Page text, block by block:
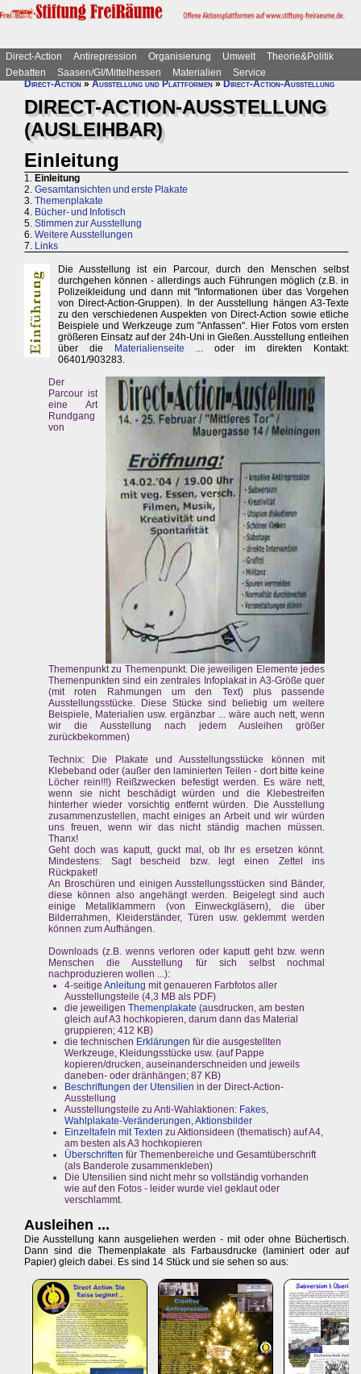
Direct-Action Antirepression Organisierung Umwelt
Theorie&Politik
Debatten
Saasen/GI/Mittelhessen Materialien
Service
Direct-Action»Ausstellung und Plattformen»Direct-Action-Ausstellung
DIRECT-ACTION-AUSSTELLUNG
(AUSLEIHBAR)
Einleitung
1. Einleitung
2. Gesamtansichten und erste Plakate
3. Themenplakate
4. Bücher- und Infotisch
5. Stimmen zur Ausstellung
6. Weitere Ausstellungen
7. Links
Die Ausstellung ist ein Parcour, durch den Menschen selbst
durchgehen können - allerdings auch Führungen möglich (z.B. in
Polizeikleidung und dann mit "Informationen über das Vorgehen
von Direct-Action-Gruppen). In der Ausstellung hängen A3-Texte
zu den verschiedenen Auspekten von Direct-Action sowie etliche
Beispiele und Werkzeuge zum "Anfassen". Hier Fotos vom ersten
größeren Einsatz auf der 24h-Uni in Gießen. Ausstellung entleihen
über die
Materialienseite ...oder im direkten Kontakt:
06401/903283.
Der
Parcour ist
eine Art
Rundgang
von
Themenpunkt zu Themenpunkt. Die jeweiligen Elemente jedes
Themenpunkten sind ein zentrales Infoplakat in A3-Größe quer
(mit roten Rahmungen um den Text) plus passende
Ausstellungsstücke. Diese Stücke sind beliebig um weitere
Beispiele, Materialien usw. ergänzbar ... wäre auch nett, wenn
wir die Ausstellung nach jedem Ausleihen größer
zurückbekommen)
Technix: Die Plakate und Ausstellungsstücke können mit
Klebeband oder (außer den laminierten Teilen - dort bitte keine
Löcher rein!!!) Reißzwecken befestigt werden. Es wäre nett,
wenn sie nicht beschädigt würden und die Klebestreifen
hinterher wieder vorsichtig entfernt würden. Die Ausstellung
zusammenzustellen, macht einiges an Arbeit und wir würden
uns freuen, wenn wir das nicht ständig machen müssen.
Thanx!
Geht doch was kaputt, guckt mal, ob Ihr es ersetzen könnt.
Mindestens: Sagt bescheid bzw. legt einen Zettel ins
Rückpaket!
An Broschüren und einigen Ausstellungsstücken sind Bänder,
diese können also angehängt werden. Beigelegt sind auch
einige Metallklammern (von Einweckgläsern), die über
Bilderrahmen, Kleiderständer, Türen usw. geklemmt werden
können zum Aufhängen.
Downloads (z.B. wenns verloren oder kaputt geht bzw. wenn
Menschen die Ausstellung für sich selbst nochmal
nachproduzieren wollen ...):
4-seitige Anleitung mit genaueren Farbfotos aller
Ausstellungsteile (4,3 MB als PDF)
die jeweiligen Themenplakate (ausdrucken, am besten
gleich auf A3 hochkopieren, darum dann das Material
gruppieren; 412 KB)
die technischen Erklärungen für die ausgestellten
Werkzeuge, Kleidungsstücke usw. (auf Pappe
kopieren/drucken, auseinanderschneiden und jeweils
daneben- oder dränhängen; 87 KB)
Beschriftungen der Utensilien in der Direct-Action-
Ausstellung
Ausstellungsteile zu Anti-Wahlaktionen: Fakes,
Wahlplakate-Veränderungen,Aktionsbilder
Einzeltafeln mit Texten zu Aktionsideen (thematisch) auf A4,
am besten als A3 hochkopieren
Überschriften für Themenbereiche und Gesamtüberschrift
(als Banderole zusammenkleben)
Die Utensilien sind nicht mehr so vollständig vorhanden
wie auf den Fotos - leider wurde viel geklaut oder
verschlammt.
Ausleihen ...
Die Ausstellung kann ausgeliehen werden - mit oder ohne Büchertisch.
Dann sind die Themenplakate als Farbausdrucke (laminiert oder auf
Papier) gleich dabei. Es sind 14 Stück und sie sehen so aus: